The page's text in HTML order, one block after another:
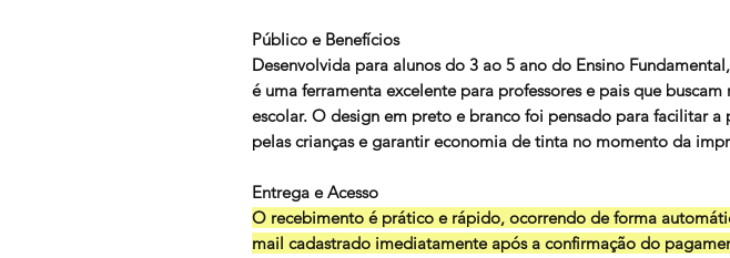
Público e Benefícios
Desenvolvida para alunos do 3 ao 5 ano do Ensino
é uma ferramenta excelente para professores e pais que buscam
escolar. O design em preto e branco foi pensado para facilitar a
pelas crianças e garantir economia de tinta no momento da
Entrega e Acesso
O recebimento é prático e rápido, ocorrendo de forma
mail cadastrado imediatamente após a confirmação do